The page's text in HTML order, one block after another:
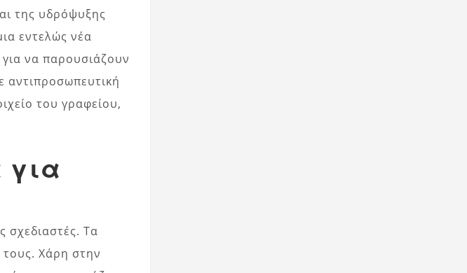
της υδρόψυξης
εντελώς νέα
για να παρουσιάζουν
του γραφείου,
για
σχεδιαστές. Τα
τους. Χάρη στην